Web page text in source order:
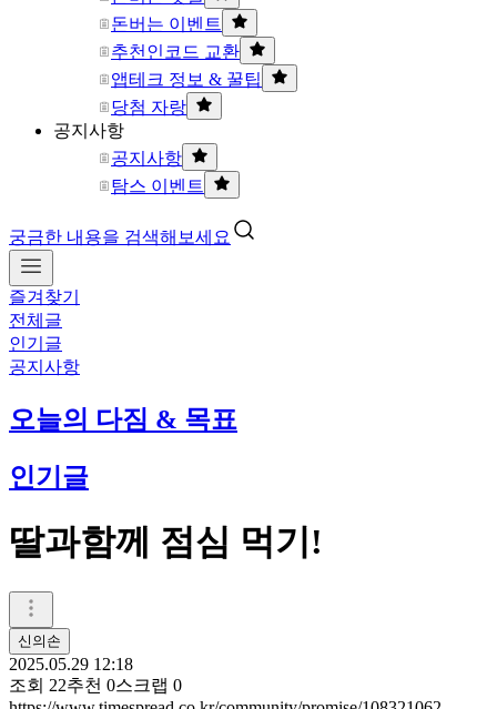
돈버는 이벤트
추천인코드 교환
앱테크 정보 & 꿀팁
당첨 자랑
공지사항
공지사항
탐스 이벤트
궁금한 내용을 검색해보세요
즐겨찾기
전체글
인기글
공지사항
오늘의 다짐 & 목표
인기글
딸과함께 점심 먹기!
신의손
2025.05.29 12:18
조회 22추천 0스크랩 0